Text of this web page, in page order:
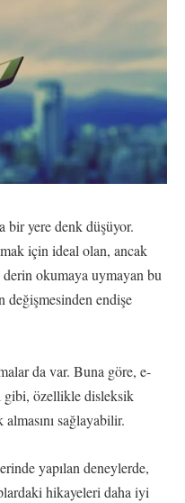
bir yere denk düşüyor.
için ideal olan, ancak
okumaya uymayan bu
değişmesinden endişe
da var. Buna göre, e-
gibi, özellikle disleksik
sağlayabilir.
yapılan deneylerde,
hikayeleri daha iyi